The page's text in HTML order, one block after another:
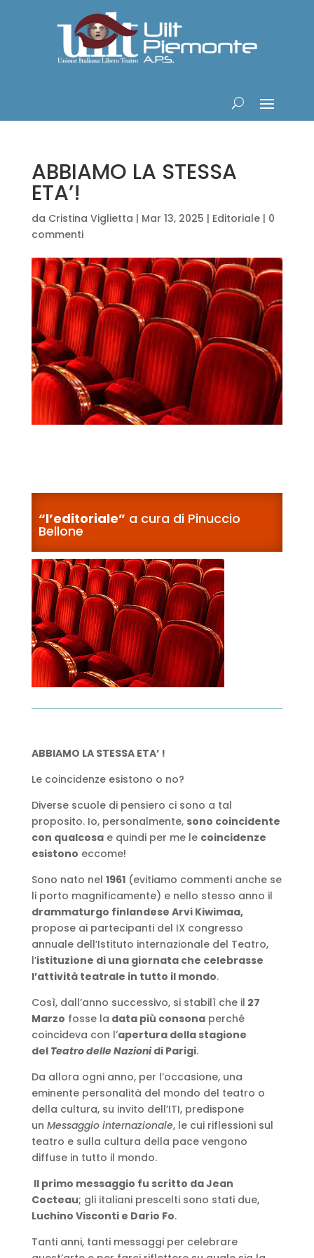
ABBIAMO LA STESSA
ETA’!
da Cristina Viglietta | Mar 13, 2025 | Editoriale| 0
commenti
“l’editoriale” a cura di Pinuccio
Bellone
ABBIAMO LA STESSA ETA’ !
Le coincidenze esistono o no?
Diverse scuole di pensiero ci sono a tal
proposito. Io, personalmente, sono coincidente
con qualcosae quindi per me le coincidenze
esistono eccome!
Sono nato nel 1961(evitiamo commenti anche se
li porto magnificamente) e nello stesso anno il
drammaturgo finlandese Arvi Kiwimaa,
propose ai partecipanti del IX congresso
annuale dell’Istituto internazionale del Teatro,
l’istituzione di una giornata che celebrasse
l’attività teatrale in tutto il mondo.
Così, dall’anno successivo, si stabilì che il 27
Marzo fosse la data più consonaperché
coincideva con l’apertura della stagione
del Teatro delle Nazionidi Parigi.
Da allora ogni anno, per l’occasione, una
eminente personalità del mondo del teatro o
della cultura, su invito dell’ITI, predispone
un Messaggio internazionale, le cui riflessioni sul
teatro e sulla cultura della pace vengono
diffuse in tutto il mondo.
Il primo messaggio fu scritto da Jean
Cocteau; gli italiani prescelti sono stati due,
Luchino Visconti e Dario Fo.
Tanti anni, tanti messaggi per celebrare